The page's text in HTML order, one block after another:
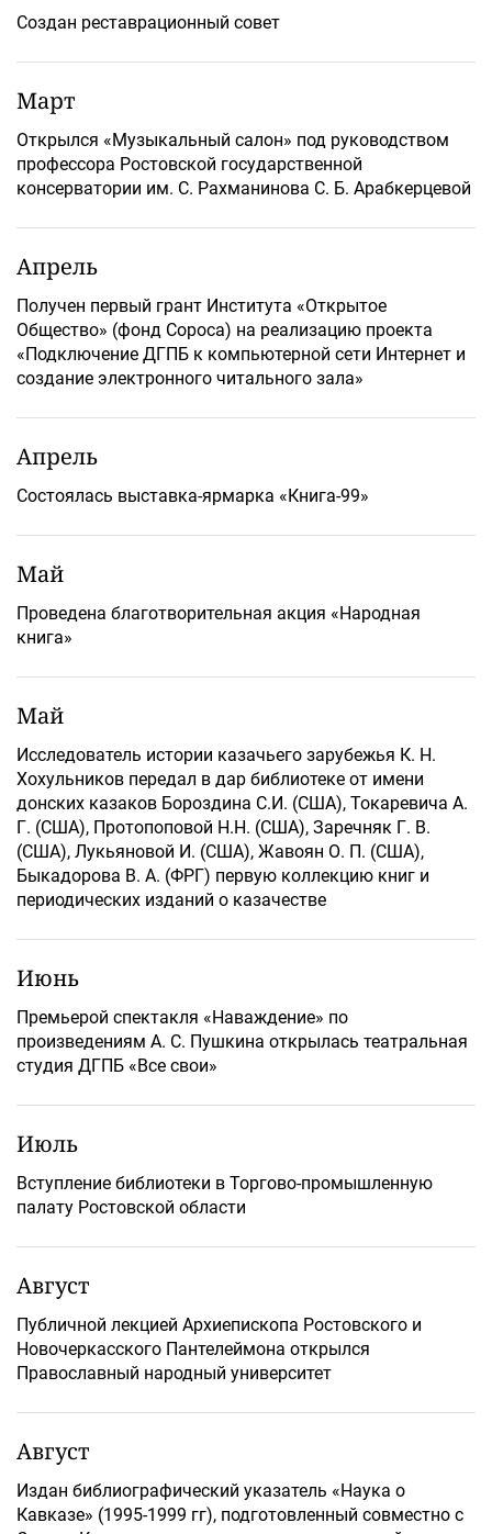
Создан реставрационный совет
Март
Открылся «Музыкальный салон» под руководством
профессора Ростовской государственной
консерватории им. С. Рахманинова С. Б. Арабкерцевой
Апрель
Получен первый грант Института «Открытое
Общество» (фонд Сороса) на реализацию проекта
«Подключение ДГПБ к компьютерной сети Интернет и
создание электронного читального зала»
Апрель
Состоялась выставка-ярмарка «Книга-99»
Май
Проведена благотворительная акция «Народная
книга»
Май
Исследователь истории казачьего зарубежья К. Н.
Хохульников передал в дар библиотеке от имени
донских казаков Бороздина С.И. (США), Токаревича А.
Г. (США), Протопоповой Н.Н. (США), Заречняк Г. В.
(США), Лукьяновой И. (США), Жавоян О. П. (США),
Быкадорова В. А. (ФРГ) первую коллекцию книг и
периодических изданий о казачестве
Июнь
Премьерой спектакля «Наваждение» по
произведениям А. С. Пушкина открылась театральная
студия ДГПБ «Все свои»
Июль
Вступление библиотеки в Торгово-промышленную
палату Ростовской области
Август
Публичной лекцией Архиепископа Ростовского и
Новочеркасского Пантелеймона открылся
Православный народный университет
Август
Издан библиографический указатель «Наука о
Кавказе» (1995-1999 гг), подготовленный совместно с